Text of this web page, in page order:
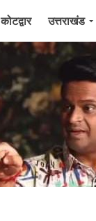
कोटद्वार उत्तराखंड